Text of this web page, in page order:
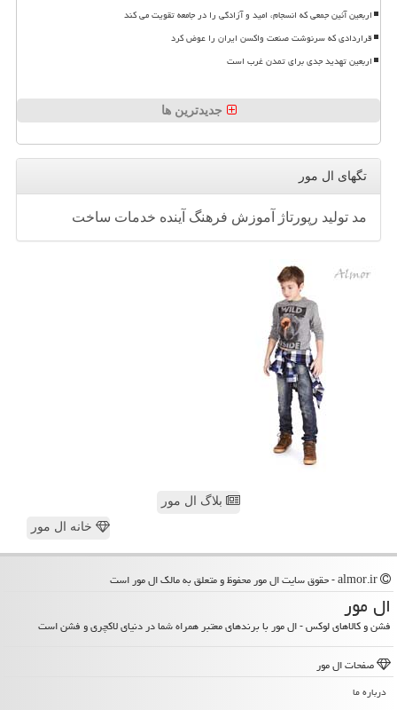
اربعین آئین جمعی که انسجام، امید و آزادگی را در جامعه تقویت می کند
قراردادی که سرنوشت صنعت واکسن ایران را عوض کرد
اربعین تهدید جدی برای تمدن غرب است
جدیدترین ها
تگهای ال مور
مد تولید رپورتاژ آموزش فرهنگ آینده خدمات ساخت
بلاگ ال مور
خانه ال مور
ال مور
فشن و کالاهای لوکس - ال مور با برندهای معتبر همراه شما در دنیای لاکچری و فشن است
صفحات ال مور
درباره ما